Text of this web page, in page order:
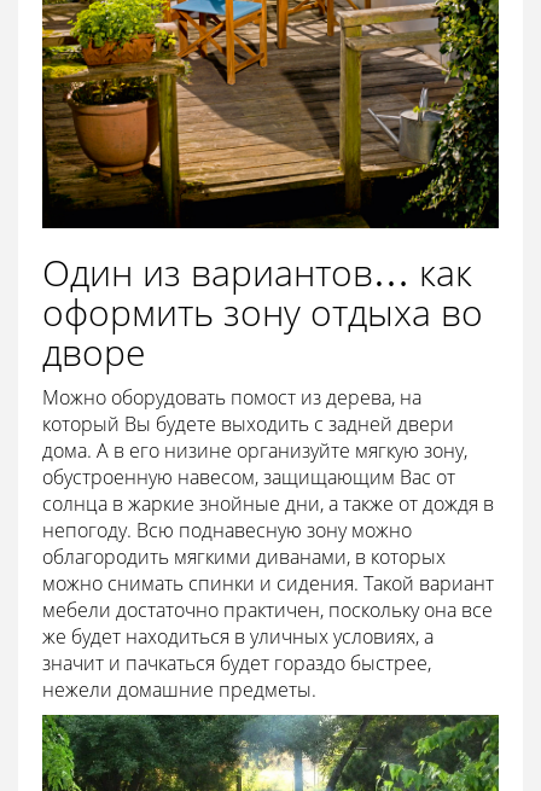
Один из вариантов… как
оформить зону отдыха во
дворе
Можно оборудовать помост из дерева, на
который Вы будете выходить с задней двери
дома. А в его низине организуйте мягкую зону,
обустроенную навесом, защищающим Вас от
солнца в жаркие знойные дни, а также от дождя в
непогоду. Всю поднавесную зону можно
облагородить мягкими диванами, в которых
можно снимать спинки и сидения. Такой вариант
мебели достаточно практичен, поскольку она все
же будет находиться в уличных условиях, а
значит и пачкаться будет гораздо быстрее,
нежели домашние предметы.